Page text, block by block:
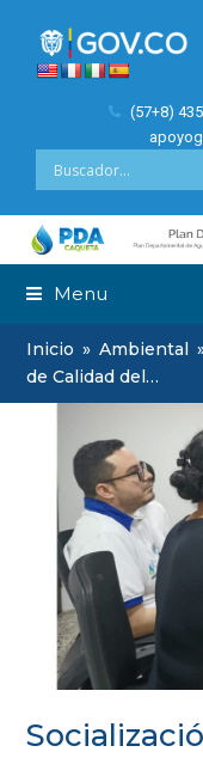
(57+8)
Menu
Inicio » Ambiental
de Calidad del…